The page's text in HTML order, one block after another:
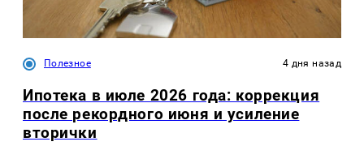
Полезное 4 дня назад
Ипотека в июле 2026 года: коррекция
после рекордного июня и усиление
вторички